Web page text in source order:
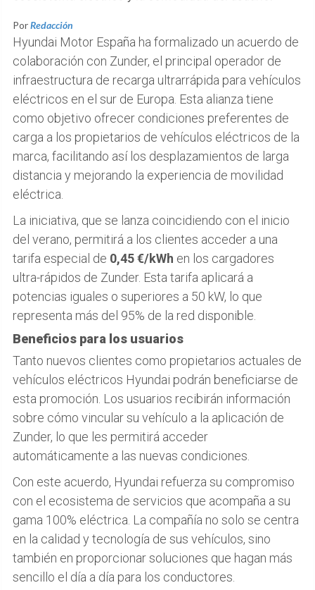
PorRedacción
Hyundai Motor España ha formalizado un acuerdo de
colaboración con Zunder, el principal operador de
infraestructura de recarga ultrarrápida para vehículos
eléctricos en el sur de Europa. Esta alianza tiene
como objetivo ofrecer condiciones preferentes de
carga a los propietarios de vehículos eléctricos de la
marca, facilitando así los desplazamientos de larga
distancia y mejorando la experiencia de movilidad
eléctrica.
La iniciativa, que se lanza coincidiendo con el inicio
del verano, permitirá a los clientes acceder a una
tarifa especial de 0,45 €/kWh en los cargadores
ultra-rápidos de Zunder. Esta tarifa aplicará a
potencias iguales o superiores a 50 kW, lo que
representa más del 95% de la red disponible.
Beneficios para los usuarios
Tanto nuevos clientes como propietarios actuales de
vehículos eléctricos Hyundai podrán beneficiarse de
esta promoción. Los usuarios recibirán información
sobre cómo vincular su vehículo a la aplicación de
Zunder, lo que les permitirá acceder
automáticamente a las nuevas condiciones.
Con este acuerdo, Hyundai refuerza su compromiso
con el ecosistema de servicios que acompaña a su
gama 100% eléctrica. La compañía no solo se centra
en la calidad y tecnología de sus vehículos, sino
también en proporcionar soluciones que hagan más
sencillo el día a día para los conductores.